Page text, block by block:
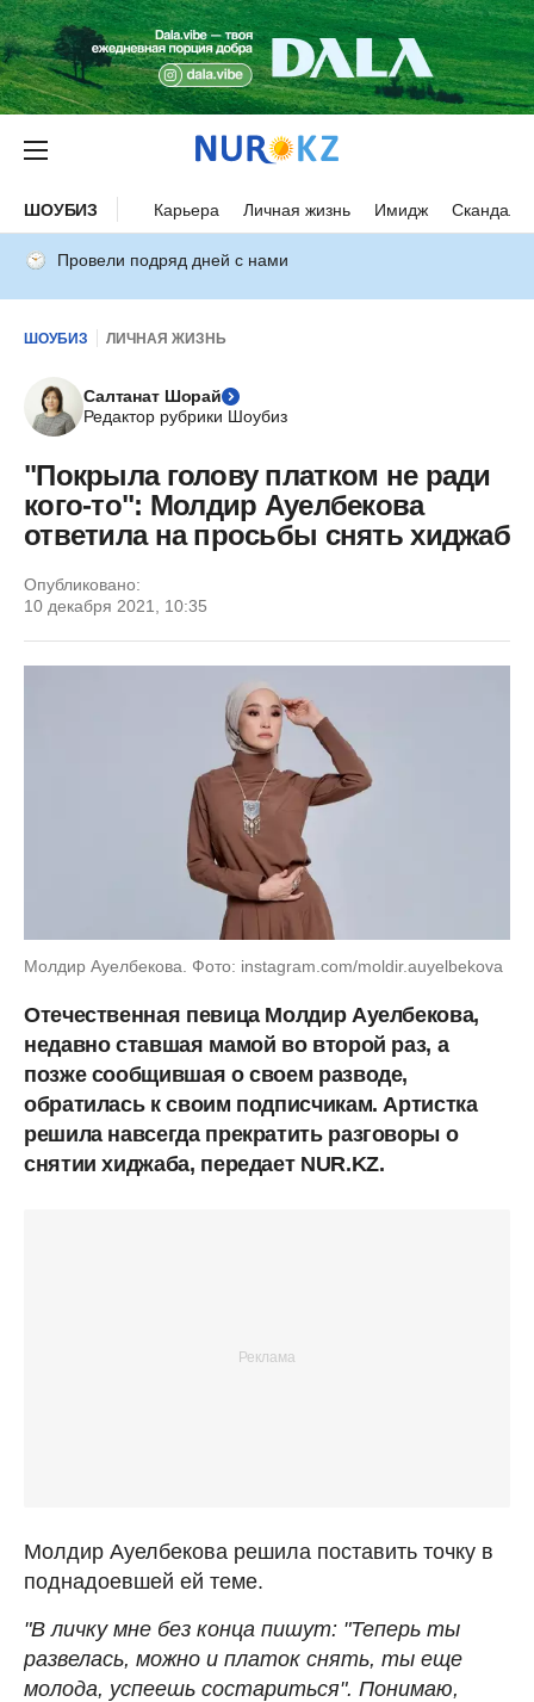
ШОУБИЗ Карьера Личная жизнь Имидж Скандалы
Провели подряд дней с нами
ШОУБИЗ ЛИЧНАЯ ЖИЗНЬ
Салтанат Шорай
Редактор рубрики Шоубиз
"Покрыла голову платком не ради
кого-то": Молдир Ауелбекова
ответила на просьбы снять хиджаб
Опубликовано:
10 декабря 2021, 10:35
Молдир Ауелбекова. Фото: instagram.com/moldir.auyelbekova
Отечественная певица Молдир Ауелбекова,
недавно ставшая мамой во второй раз, а
позже сообщившая о своем разводе,
обратилась к своим подписчикам. Артистка
решила навсегда прекратить разговоры о
снятии хиджаба, передает NUR.KZ.
Молдир Ауелбекова решила поставить точку в
поднадоевшей ей теме.
"В личку мне без конца пишут: "Теперь ты
развелась, можно и платок снять, ты еще
молода, успеешь состариться". Понимаю,